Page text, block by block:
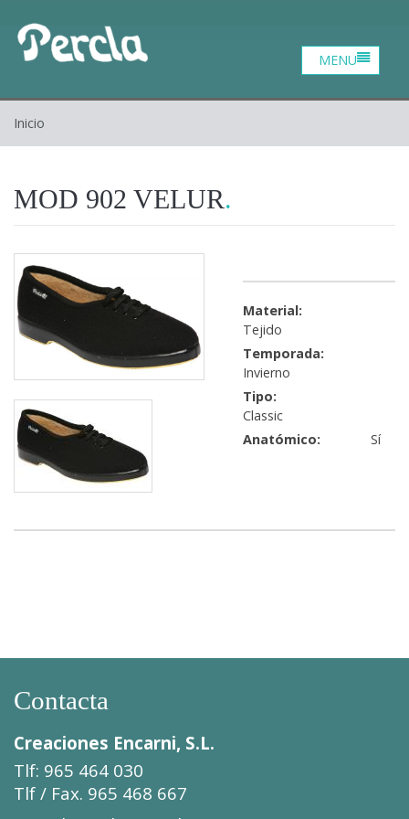
Inicio
MOD 902 VELUR
Material:
Tejido
Temporada:
Invierno
Tipo:
Classic
Anatómico:
Sí
Contacta
Creaciones Encarni, S.L.
Tlf: 965 464 030
Tlf / Fax. 965 468 667